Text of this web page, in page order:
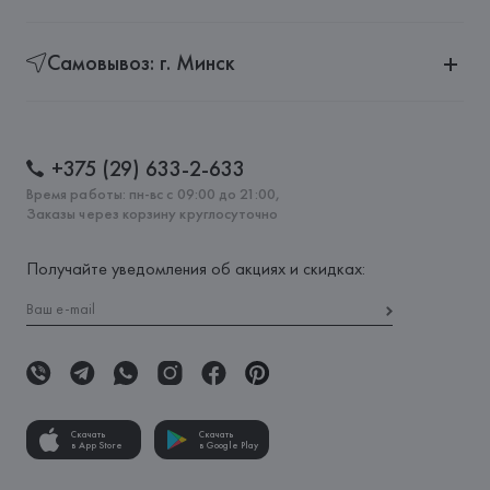
Самовывоз: г. Минск
+375 (29) 633-2-633
Время работы: пн-вс с 09:00 до 21:00,
Заказы через корзину круглосуточно
Получайте уведомления об акциях и скидках:
Скачать
в App Store
Скачать
в Google Play